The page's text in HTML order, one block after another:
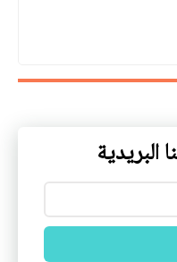
البريدية